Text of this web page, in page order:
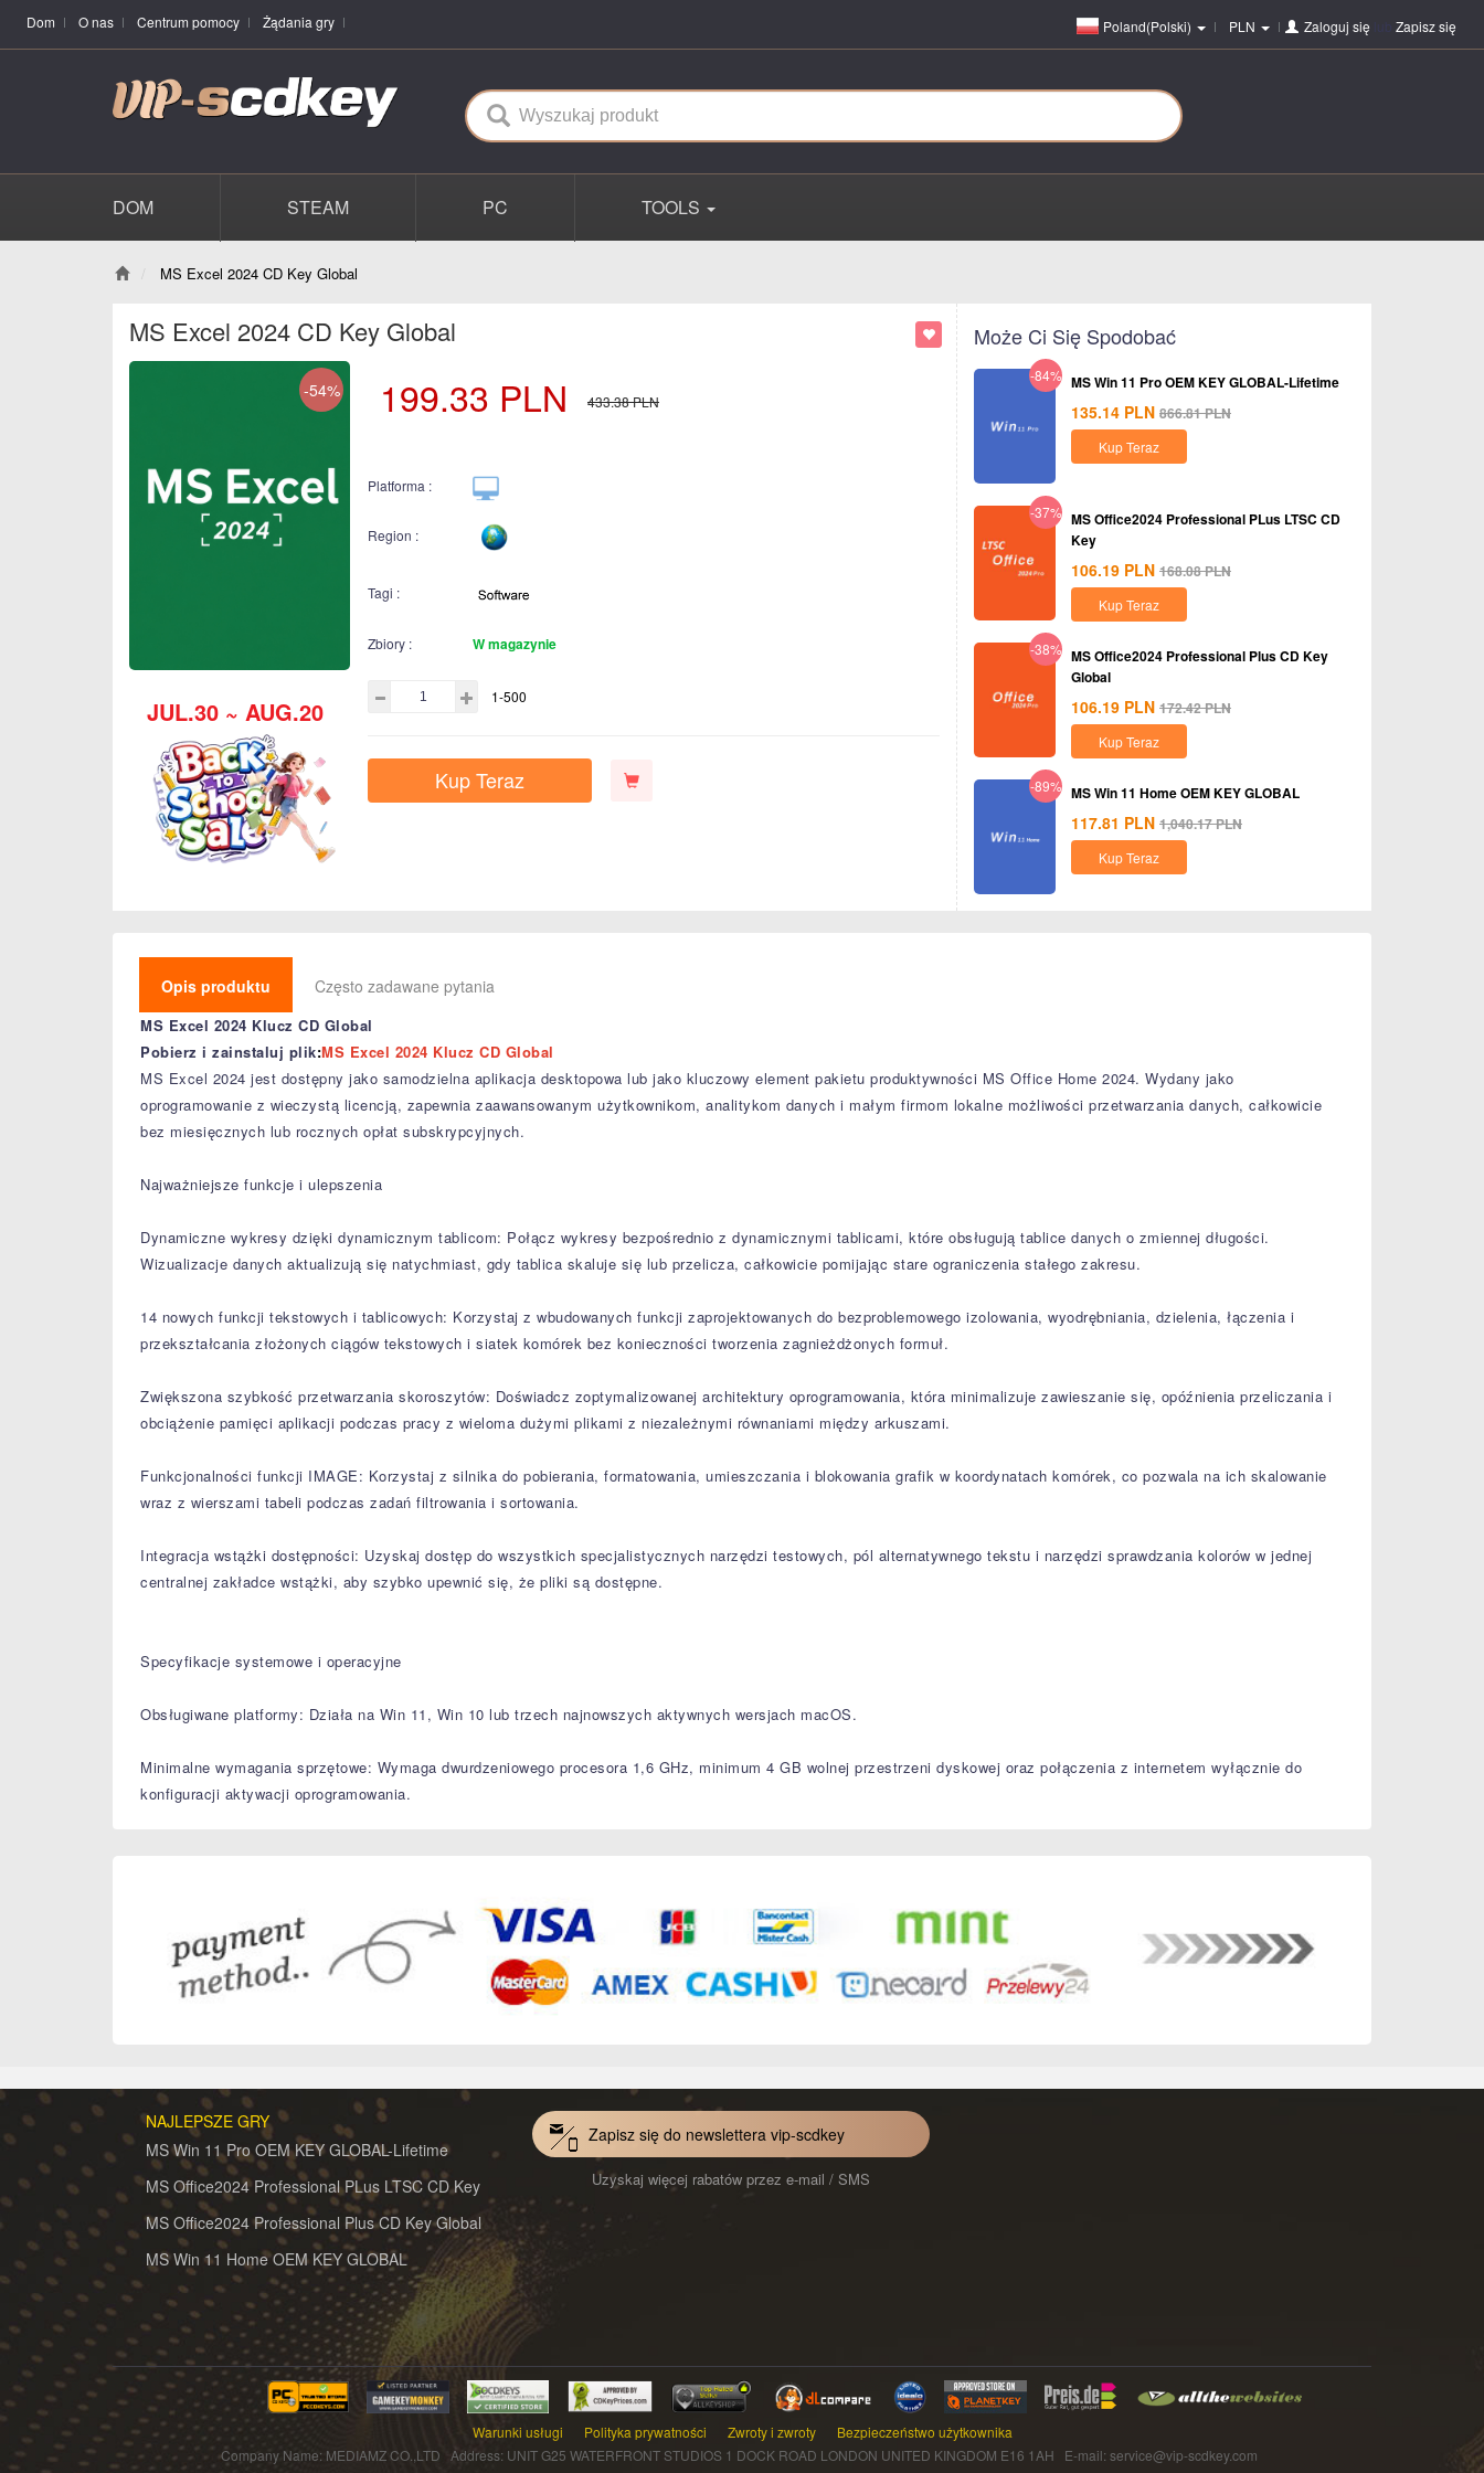
Dom O nas Centrum pomocy Żądania gry Poland(Polski) PLN Zaloguj się lub Zapisz się
DOM STEAM PC TOOLS
MS Excel 2024 CD Key Global
MS Excel 2024 CD Key Global
-54%
JUL.30 ~ AUG.20
199.33 PLN 433.38PLN
Platforma :
Region :
Tagi :
Zbiory : W magazynie
1-500
Kup Teraz
Może Ci Się Spodobać
-84% MS Win 11 Pro OEM KEY GLOBAL-Lifetime
135.14 PLN 866.81PLN
Kup Teraz
-37% MS Office2024 Professional PLus LTSC CD
Key
106.19 PLN 168.08PLN
Kup Teraz
-38% MS Office2024 Professional Plus CD Key
Global
106.19 PLN 172.42PLN
Kup Teraz
-89% MS Win 11 Home OEM KEY GLOBAL
117.81 PLN 1,040.17PLN
Kup Teraz
Opis produktu Często zadawane pytania
MS Excel 2024 Klucz CD Global
Pobierz i zainstaluj plik:MS Excel 2024 Klucz CD Global
MS Excel 2024 jest dostępny jako samodzielna aplikacja desktopowa lub jako kluczowy element pakietu produktywności MS Office Home 2024. Wydany jako
oprogramowanie z wieczystą licencją, zapewnia zaawansowanym użytkownikom, analitykom danych i małym firmom lokalne możliwości przetwarzania danych, całkowicie
bez miesięcznych lub rocznych opłat subskrypcyjnych.
Najważniejsze funkcje i ulepszenia
Dynamiczne wykresy dzięki dynamicznym tablicom: Połącz wykresy bezpośrednio z dynamicznymi tablicami, które obsługują tablice danych o zmiennej długości.
Wizualizacje danych aktualizują się natychmiast, gdy tablica skaluje się lub przelicza, całkowicie pomijając stare ograniczenia stałego zakresu.
14 nowych funkcji tekstowych i tablicowych: Korzystaj z wbudowanych funkcji zaprojektowanych do bezproblemowego izolowania, wyodrębniania, dzielenia, łączenia i
przekształcania złożonych ciągów tekstowych i siatek komórek bez konieczności tworzenia zagnieżdżonych formuł.
Zwiększona szybkość przetwarzania skoroszytów: Doświadcz zoptymalizowanej architektury oprogramowania, która minimalizuje zawieszanie się, opóźnienia przeliczania i
obciążenie pamięci aplikacji podczas pracy z wieloma dużymi plikami z niezależnymi równaniami między arkuszami.
Funkcjonalności funkcji IMAGE: Korzystaj z silnika do pobierania, formatowania, umieszczania i blokowania grafik w koordynatach komórek, co pozwala na ich skalowanie
wraz z wierszami tabeli podczas zadań filtrowania i sortowania.
Integracja wstążki dostępności: Uzyskaj dostęp do wszystkich specjalistycznych narzędzi testowych, pól alternatywnego tekstu i narzędzi sprawdzania kolorów w jednej
centralnej zakładce wstążki, aby szybko upewnić się, że pliki są dostępne.
Specyfikacje systemowe i operacyjne
Obsługiwane platformy: Działa na Win 11, Win 10 lub trzech najnowszych aktywnych wersjach macOS.
Minimalne wymagania sprzętowe: Wymaga dwurdzeniowego procesora 1,6 GHz, minimum 4 GB wolnej przestrzeni dyskowej oraz połączenia z internetem wyłącznie do
konfiguracji aktywacji oprogramowania.
NAJLEPSZE GRY
MS Win 11 Pro OEM KEY GLOBAL-Lifetime
MS Office2024 Professional PLus LTSC CD Key
MS Office2024 Professional Plus CD Key Global
MS Win 11 Home OEM KEY GLOBAL
Zapisz się do newslettera vip-scdkey
Uzyskaj więcej rabatów przez e-mail / SMS
Warunki usługi Polityka prywatności Zwroty i zwroty
Bezpieczeństwo użytkownika
Company Name: MEDIAMZ CO.,LTD Address: UNIT G25 WATERFRONT STUDIOS 1 DOCK ROAD LONDON UNITED KINGDOM E16 1AH E-mail: service@vip-scdkey.com